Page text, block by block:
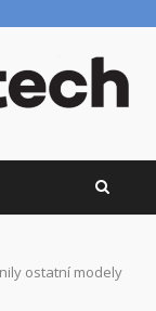
ostatní modely